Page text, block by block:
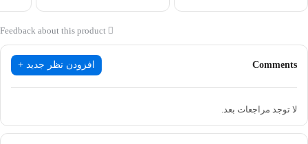
Feedback about this product
Comments افزودن نظر جدید +
لا توجد مراجعات بعد.